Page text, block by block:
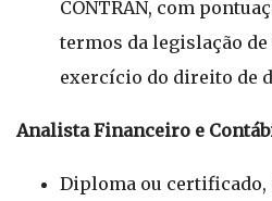
CONTRAN, com
termos da legislação
exercício do direito de
Analista Financeiro e
Diploma ou certificado,